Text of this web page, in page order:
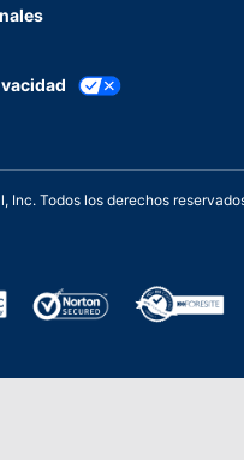
Todos los derechos